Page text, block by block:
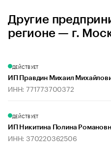
Другие
регионе — г.
ДЕЙСТВУЕТ
ИП Правдин Михаил
ИНН: 771773700372
ДЕЙСТВУЕТ
ИП Никитина Полина
ИНН: 370220362506